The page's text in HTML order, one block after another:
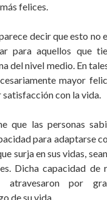
felices.
decir que esto no
para aquellos que
del nivel medio. En
mayor
satisfacción con la vida.
que las personas
para adaptarse
surja en sus vidas,
Dicha capacidad de
atravesaron por
de su vida.